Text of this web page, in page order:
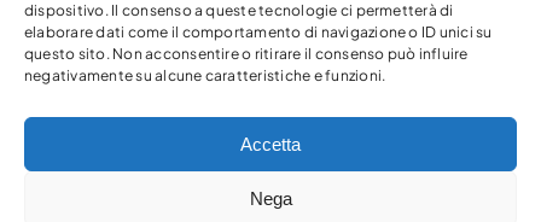
dispositivo. Il consenso a queste tecnologie ci permetterà di
elaborare dati come il comportamento di navigazione o ID unici su
questo sito. Non acconsentire o ritirare il consenso può influire
negativamente su alcune caratteristiche e funzioni.
Accetta
Nega
FormaInnova srls
Sede legale e operativa:
Via Raffaello, 9 – 83047 Lioni (AV)
© Copyright 2026 Formainnova srls. Tutti i diritti riservati.
P.Iva 03145720649 – R.E.A. AV-301641